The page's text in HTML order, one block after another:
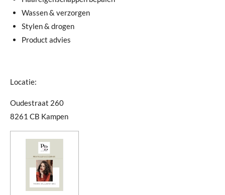
Wassen & verzorgen
Stylen & drogen
Product advies
Locatie:
Oudestraat 260
8261 CB Kampen